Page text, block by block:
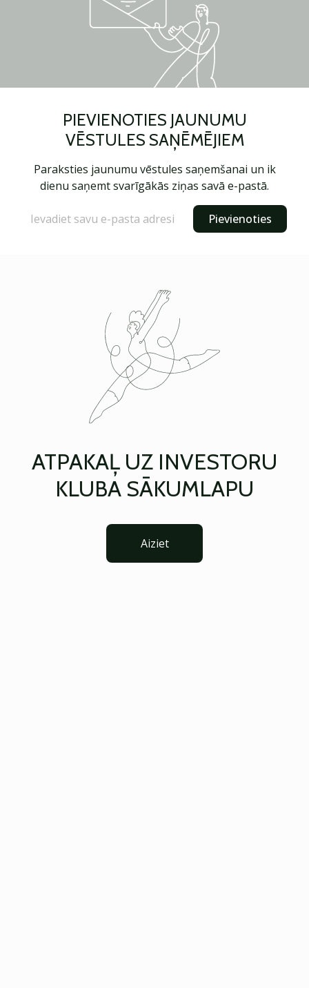
PIEVIENOTIES JAUNUMU
VĒSTULES SAŅĒMĒJIEM
Paraksties jaunumu vēstules saņemšanai un ik
dienu saņemt svarīgākās ziņas savā e-pastā.
Pievienoties
ATPAKAĻ UZ INVESTORU
KLUBA SĀKUMLAPU
Aiziet